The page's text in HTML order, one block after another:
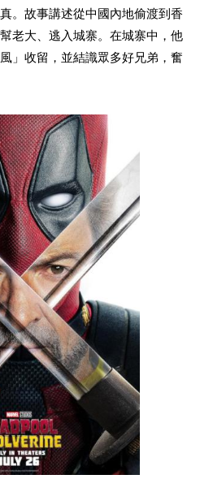
。故事講述從中國內地偷渡到香
老大、逃入城寨。在城寨中，他
」收留，並結識眾多好兄弟，奮